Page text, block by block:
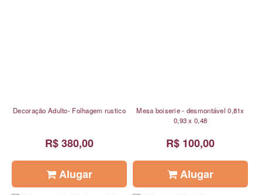
Decoração Adulto- Folhagem rustico
R$ 380,00
Alugar
Mesa boiserie - desmontável 0,81x
0,93 x 0,48
R$ 100,00
Alugar